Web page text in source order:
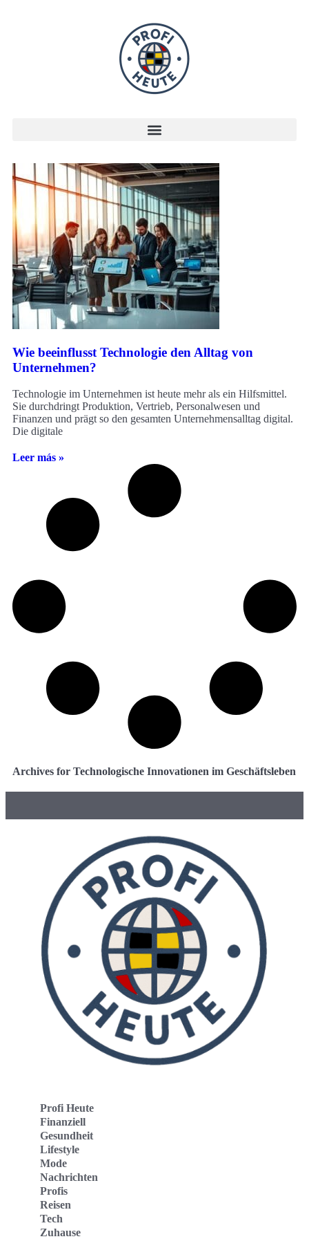
Wie beeinflusst Technologie den Alltag von
Unternehmen?
Technologie im Unternehmen ist heute mehr als ein Hilfsmittel.
Sie durchdringt Produktion, Vertrieb, Personalwesen und
Finanzen und prägt so den gesamten Unternehmensalltag digital.
Die digitale
Leer más »
Archives for Technologische Innovationen im Geschäftsleben
Profi Heute
Finanziell
Gesundheit
Lifestyle
Mode
Nachrichten
Profis
Reisen
Tech
Zuhause